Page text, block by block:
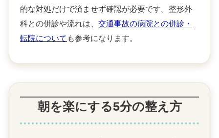
的な対処だけで済ませず確認が必要です。整形外
科との併診や流れは、 交通事故の病院との併診・
転院について も参考になります。
朝を楽にする5分の整え方